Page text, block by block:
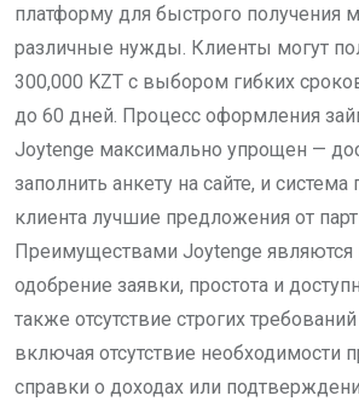
платформу для быстрого получения
различные нужды. Клиенты могут
300,000 KZT с выбором гибких
до 60 дней. Процесс оформления
Joytenge максимально упрощен —
заполнить анкету на сайте, и система
клиента лучшие предложения от
Преимуществами Joytenge являются
одобрение заявки, простота и
также отсутствие строгих
включая отсутствие необходимости
справки о доходах или